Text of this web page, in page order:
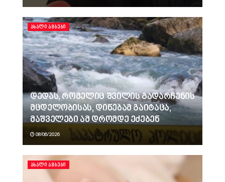
ᲐᲮᲐᲚᲘ ᲐᲛᲑᲔᲑᲘ
დედას, რომელიც შვილის გადარჩენის
მცდელობისას, დინებამ გაიტაცა,
მაშველები ამ დრომდე ეძებენ
08/06/2026
ᲐᲮᲐᲚᲘ ᲐᲛᲑᲔᲑᲘ